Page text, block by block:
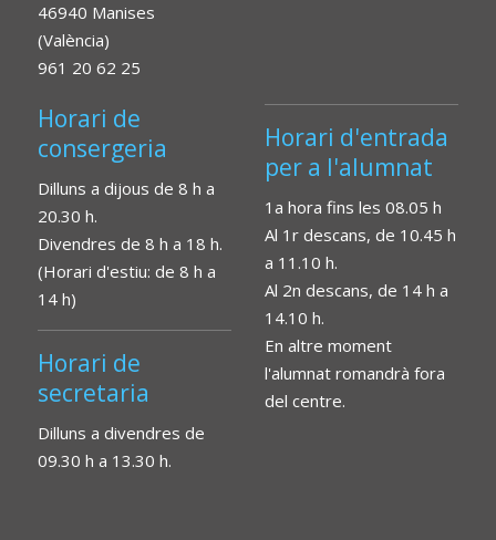
46940 Manises
(València)
961 20 62 25
Horari de
consergeria
Dilluns a dijous de 8 h a
20.30 h.
Divendres de 8 h a 18 h.
(Horari d'estiu: de 8 h a
14 h)
Horari de
secretaria
Dilluns a divendres de
09.30 h a 13.30 h.
Horari d'entrada
per a l'alumnat
1a hora fins les 08.05 h
Al 1r descans, de 10.45 h
a 11.10 h.
Al 2n descans, de 14 h a
14.10 h.
En altre moment
l'alumnat romandrà fora
del centre.